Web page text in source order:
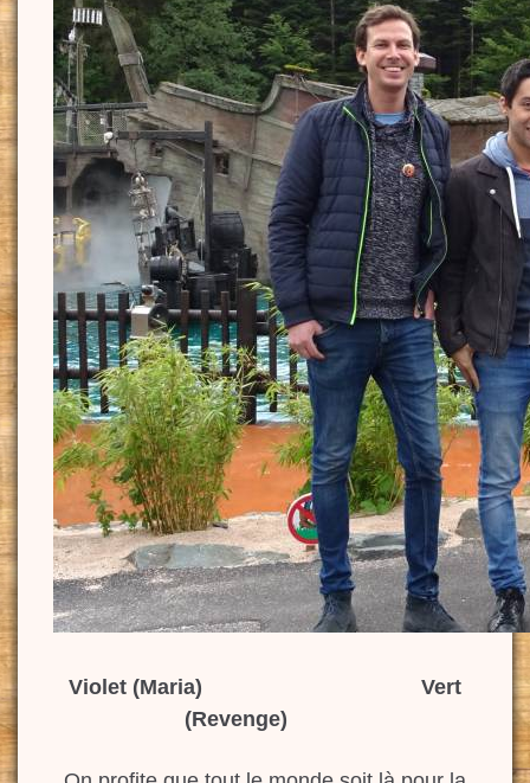
Violet (Maria) Vert
(Revenge)